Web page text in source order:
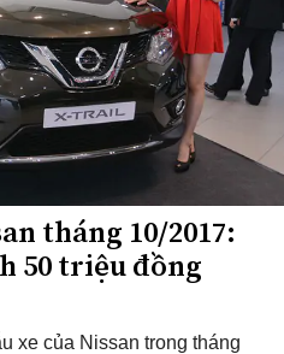
tháng 10/2017:
50 triệu đồng
xe của Nissan trong tháng